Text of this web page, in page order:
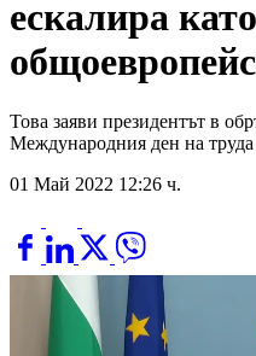
ескалира като
Това заяви президентът в
Международния ден на труда
01 Май 2022 12:26 ч.